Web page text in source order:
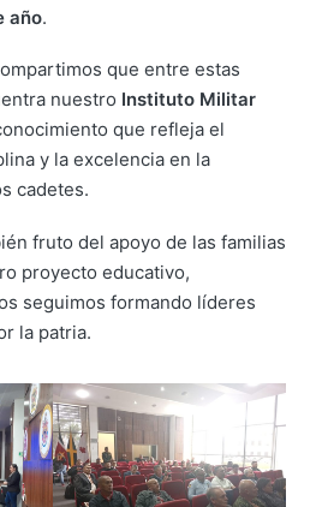
año.
que entre estas
nuestro Instituto Militar
que refleja el
y la excelencia en la
cadetes.
fruto del apoyo de las familias
proyecto educativo,
seguimos formando líderes
la patria.